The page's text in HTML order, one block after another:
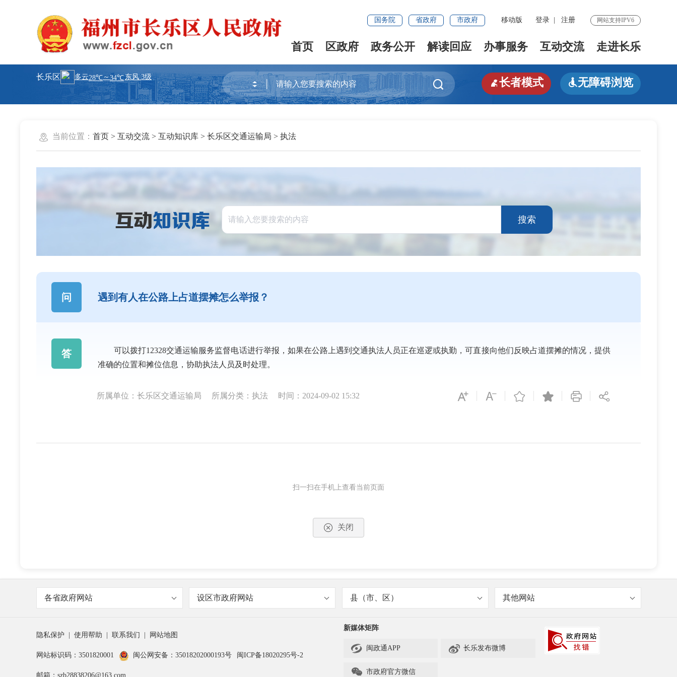
国务院 省政府 市政府 移动版 登录 注册 网站支持IPV6
首页 区政府 政务公开 解读回应 办事服务 互动交流 走进长乐
长乐区
 长者模式 无障碍浏览
当前位置： 首页 > 互动交流 > 互动知识库 > 长乐区交通运输局 > 执法
搜索
问 遇到有人在公路上占道摆摊怎么举报？
答
可以拨打12328交通运输服务监督电话进行举报，如果在公路上遇到交通执法人员正在巡逻或执勤，可直接向他们反映占道摆摊的情况，提供
准确的位置和摊位信息，协助执法人员及时处理。
所属单位：长乐区交通运输局 所属分类：执法 时间：2024-09-02 15:32
扫一扫在手机上查看当前页面
关闭
各省政府网站 设区市政府网站 县（市、区） 其他网站
隐私保护 使用帮助 联系我们 网站地图
网站标识码：3501820001 闽公网安备：35018202000193号 闽ICP备18020295号-2
邮箱：szb28838206@163.com
新媒体矩阵
 闽政通APP  长乐发布微博
 市政府官方微信